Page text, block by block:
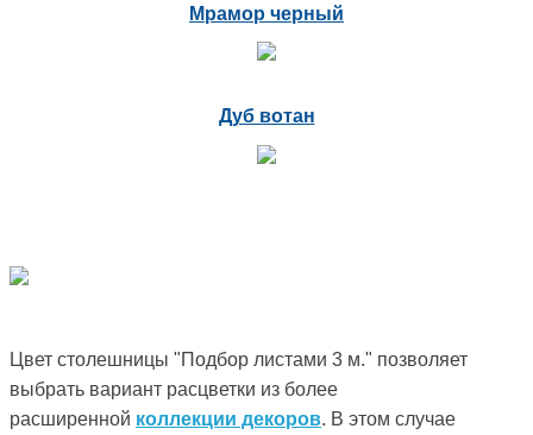
Мрамор черный
Дуб вотан
Цвет столешницы "Подбор листами 3 м." позволяет
выбрать вариант расцветки из более
расширенной коллекции декоров. В этом случае